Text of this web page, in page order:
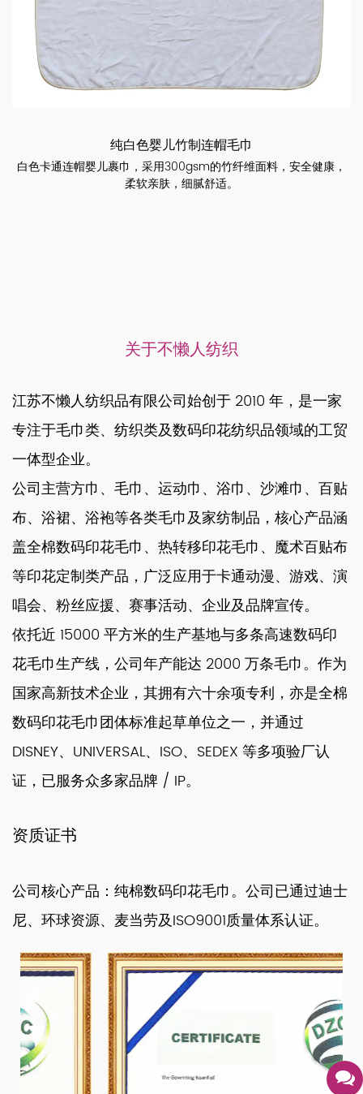
纯白色婴儿竹制连帽毛巾
白色卡通连帽婴儿裹巾，采用300gsm的竹纤维面料，安全健康，
柔软亲肤，细腻舒适。
关于不懒人纺织
江苏不懒人纺织品有限公司始创于 2010 年，是一家
专注于毛巾类、纺织类及数码印花纺织品领域的工贸
一体型企业。
公司主营方巾、毛巾、运动巾、浴巾、沙滩巾、百贴
布、浴裙、浴袍等各类毛巾及家纺制品，核心产品涵
盖全棉数码印花毛巾、热转移印花毛巾、魔术百贴布
等印花定制类产品，广泛应用于卡通动漫、游戏、演
唱会、粉丝应援、赛事活动、企业及品牌宣传。
依托近 15000 平方米的生产基地与多条高速数码印
花毛巾生产线，公司年产能达 2000 万条毛巾。作为
国家高新技术企业，其拥有六十余项专利，亦是全棉
数码印花毛巾团体标准起草单位之一，并通过
DISNEY、UNIVERSAL、ISO、SEDEX 等多项验厂认
证，已服务众多家品牌 / IP。
资质证书
公司核心产品：纯棉数码印花毛巾。公司已通过迪士
尼、环球资源、麦当劳及ISO9001质量体系认证。